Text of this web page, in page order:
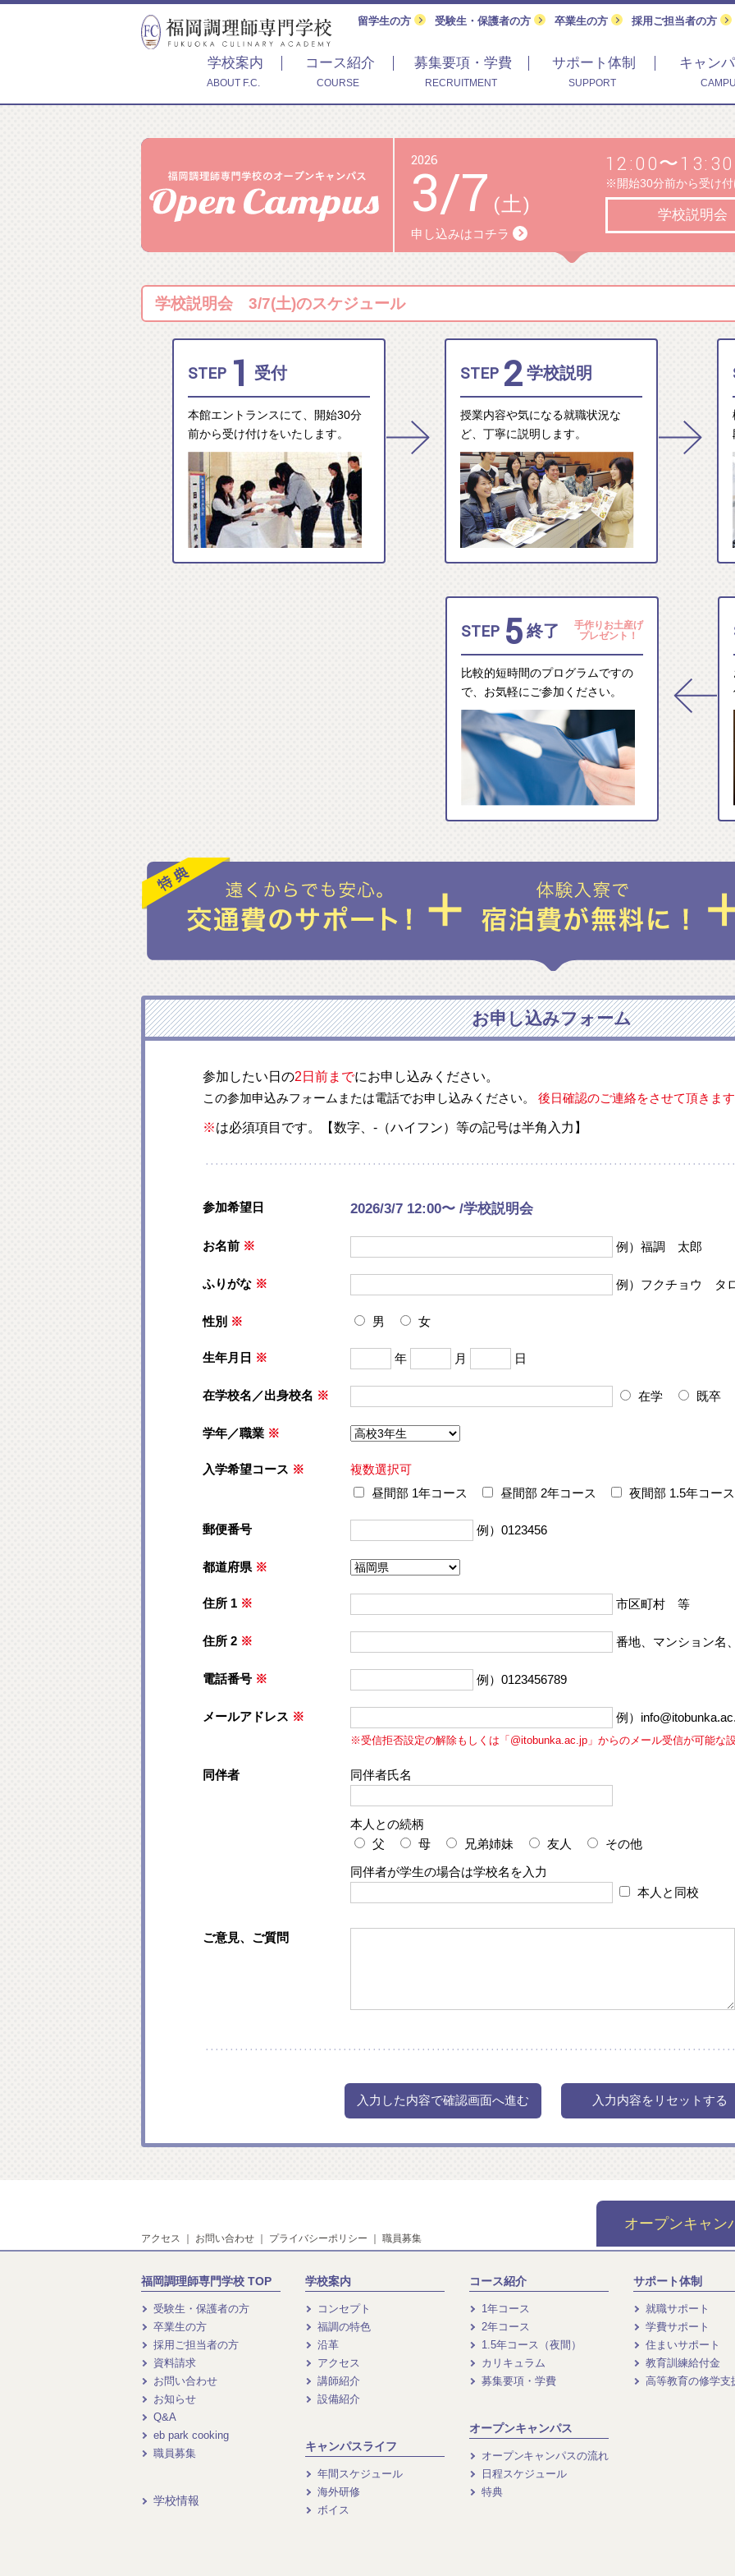
留学生の方 受験生・保護者の方 卒業生の方 採用ご担当者の方
学校案内
ABOUT F.C.
コース紹介
COURSE
募集要項・学費
RECRUITMENT
サポート体制
SUPPORT
キャン
2026
3/7 (土)
申し込みはコチラ
12:00〜13:30
※開始30分前から受け
学校説明会
学校説明会 3/7(土)のスケジュール
STEP 1 受付
本館エントランスにて、開始30分
前から受け付けをいたします。
STEP 2 学校説明
授業内容や気になる就職状況な
ど、丁寧に説明します。
STEP 5 終了
手作りお土産げ
プレゼント！
比較的短時間のプログラムですの
で、お気軽にご参加ください。
お申し込みフォーム
参加したい日の2日前までにお申し込みください。
この参加申込みフォームまたは電話でお申し込みください。 後日確認のご連絡をさせて頂きま
※は必須項目です。【数字、-（ハイフン）等の記号は半角入力】
参加希望日 2026/3/7 12:00〜 /学校説明会
お名前 ※ 例）福調 太郎
ふりがな ※ 例）フクチョウ タ
性別 ※ 男 女
生年月日 ※ 年 月 日
在学校名／出身校名 ※ 在学 既卒
学年／職業 ※
入学希望コース ※
複数選択可
昼間部 1年コース
昼間部 2年コース 夜間部 1.5年コース
郵便番号 例）0123456
都道府県 ※
住所 1 ※ 市区町村 等
住所 2 ※ 番地、マンション
電話番号 ※ 例）0123456789
メールアドレス ※ 例）
※受信拒否設定の解除もしくは「@itobunka.ac.jp」からのメール受信が可能な
同伴者 同伴者氏名
本人との続柄
父
母 兄弟姉妹 友人
その他
同伴者が学生の場合は学校名を入力
本人と同校
ご意見、ご質問
アクセス お問い合わせ プライバシーポリシー 職員募集
オープンキャン
福岡調理師専門学校 TOP
受験生・保護者の方
卒業生の方
採用ご担当者の方
資料請求
お問い合わせ
お知らせ
Q&A
eb park cooking
職員募集
学校情報
学校案内
コンセプト
福調の特色
沿革
アクセス
講師紹介
設備紹介
キャンパスライフ
年間スケジュール
海外研修
ボイス
コース紹介
1年コース
2年コース
1.5年コース（夜間）
カリキュラム
募集要項・学費
オープンキャンパス
オープンキャンパスの流れ
日程スケジュール
特典
サポート体制
就職サポート
学費サポート
住まいサポート
教育訓練給付金
高等教育の修学支